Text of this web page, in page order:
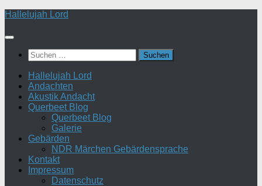
Zum
springen
Hallelujah Lord
Suchen
nach:
Hallelujah Lord
Andachten
Akustik Andacht
Querbeet Blog
Querbeet Blog
Galerie
Gebärden
NDR Märchen Gebärdensprache
Kontakt
Impressum
Datenschutz